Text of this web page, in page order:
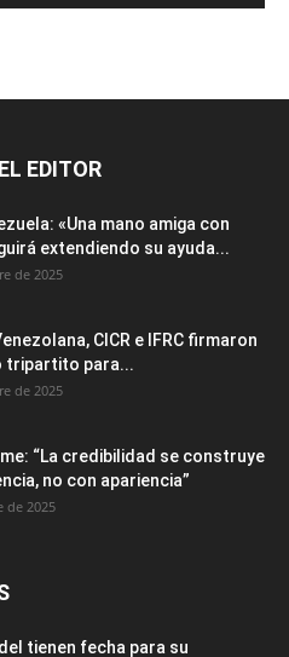
EDITOR
«Una mano amiga con
extendiendo su ayuda...
de 2025
CICR e IFRC firmaron
tripartito para...
de 2025
“La credibilidad se construye
no con apariencia”
de 2025
tienen fecha para su